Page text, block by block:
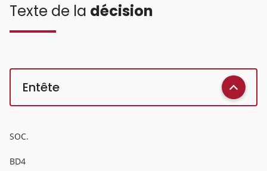
Texte de la décision
Entête
SOC.
BD4